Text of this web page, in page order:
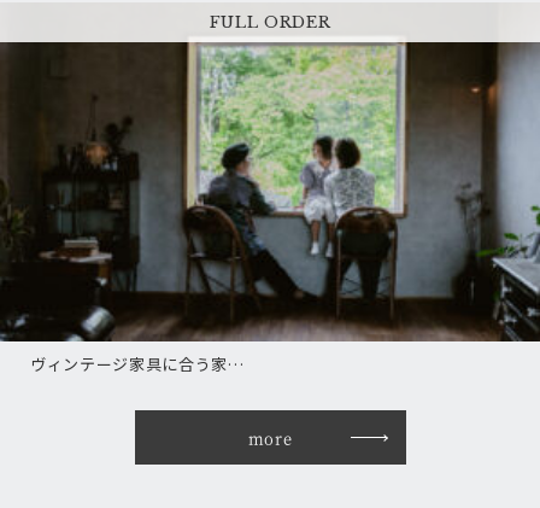
FULL ORDER
ヴィンテージ家具に合う家…
more